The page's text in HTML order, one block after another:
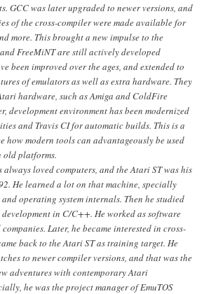
GCC was later upgraded to newer versions, and
of the cross-compiler were made available for
more. This brought a new impulse to the
FreeMiNT are still actively developed
been improved over the ages, and extended to
of emulators as well as extra hardware. They
hardware, such as Amiga and ColdFire
development environment has been modernized
and Travis CI for automatic builds. This is a
how modern tools can advantageously be used
old platforms.
always loved computers, and the Atari ST was his
He learned a lot on that machine, specially
operating system internals. Then he studied
in C/C++. He worked as software
Later, he became interested in cross-
back to the Atari ST as training target. He
to newer compiler versions, and that was the
adventures with contemporary Atari
he was the project manager of EmuTOS